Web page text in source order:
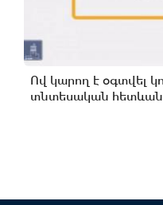
Ով կարող է օգտվել
տնտեսական